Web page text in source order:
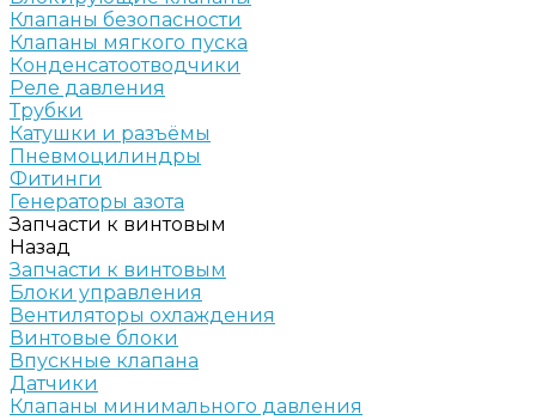
Клапаны безопасности
Клапаны мягкого пуска
Конденсатоотводчики
Реле давления
Трубки
Катушки и разъёмы
Пневмоцилиндры
Фитинги
Генераторы азота
Запчасти к винтовым
Назад
Запчасти к винтовым
Блоки управления
Вентиляторы охлаждения
Винтовые блоки
Впускные клапана
Датчики
Клапаны минимального давления